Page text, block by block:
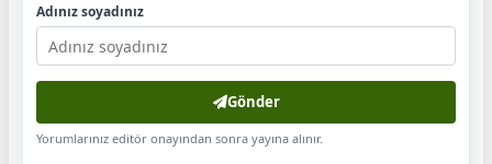
Adınız soyadınız
Gönder
Yorumlarınız editör onayından sonra yayına alınır.